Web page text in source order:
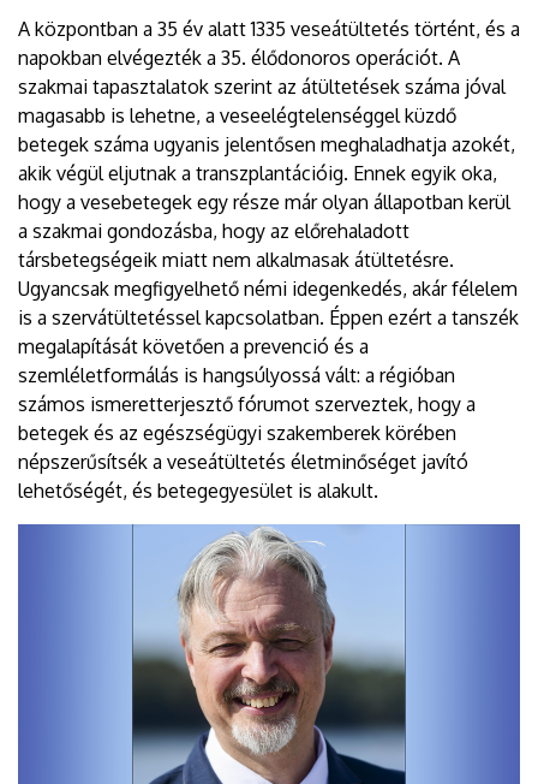
A központban a 35 év alatt 1335 veseátültetés történt, és a
napokban elvégezték a 35. élődonoros operációt. A
szakmai tapasztalatok szerint az átültetések száma jóval
magasabb is lehetne, a veseelégtelenséggel küzdő
betegek száma ugyanis jelentősen meghaladhatja azokét,
akik végül eljutnak a transzplantációig. Ennek egyik oka,
hogy a vesebetegek egy része már olyan állapotban kerül
a szakmai gondozásba, hogy az előrehaladott
társbetegségeik miatt nem alkalmasak átültetésre.
Ugyancsak megfigyelhető némi idegenkedés, akár félelem
is a szervátültetéssel kapcsolatban. Éppen ezért a tanszék
megalapítását követően a prevenció és a
szemléletformálás is hangsúlyossá vált: a régióban
számos ismeretterjesztő fórumot szerveztek, hogy a
betegek és az egészségügyi szakemberek körében
népszerűsítsék a veseátültetés életminőséget javító
lehetőségét, és betegegyesület is alakult.